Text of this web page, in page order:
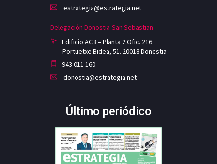
estrategia@estrategia.net
Delegación Donostia-San Sebastian
Edificio ACB – Planta 2 Ofic. 216
Portuetxe Bidea, 51. 20018 Donostia
943 011 160
donostia@estrategia.net
Último periódico